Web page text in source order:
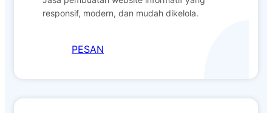
responsif, modern, dan mudah dikelola.
PESAN